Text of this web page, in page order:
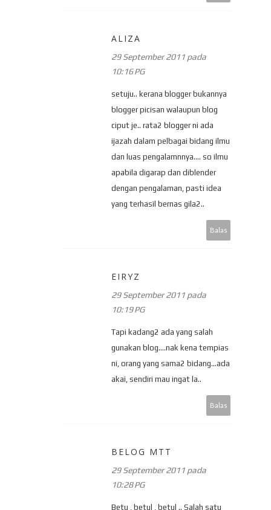
ALIZA
29 September 2011 pada
10:16 PG
setuju.. kerana blogger bukannya
blogger picisan walaupun blog
ciput je.. rata2 blogger ni ada
ijazah dalam pelbagai bidang ilmu
dan luas pengalamnnya.... so ilmu
apabila digarap dan diblender
dengan pengalaman, pasti idea
yang terhasil bernas gila2..
Balas
EIRYZ
29 September 2011 pada
10:19 PG
Tapi kadang2 ada yang salah
gunakan blog....nak kena tempias
ni, orang yang sama2 bidang...ada
akai, sendiri mau ingat la..
Balas
BELOG MTT
29 September 2011 pada
10:28 PG
Betu , betul , betul .. Salah satu